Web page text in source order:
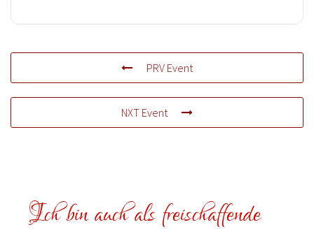
PRV Event
NXT Event
Ich bin auch als freischaffende